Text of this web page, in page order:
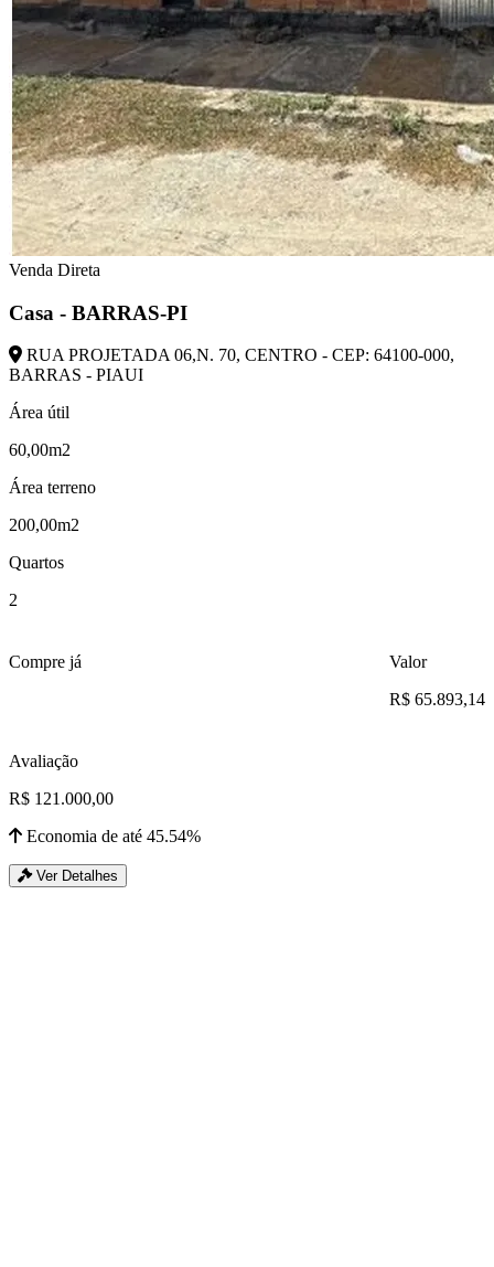
Venda Direta
Casa - BARRAS-PI
RUA PROJETADA 06,N. 70, CENTRO - CEP: 64100-000,
BARRAS - PIAUI
Área útil
60,00m2
Área terreno
200,00m2
Quartos
2
Compre já
Valor
R$ 65.893,14
Avaliação
R$ 121.000,00
Economia de até 45.54%
Ver Detalhes